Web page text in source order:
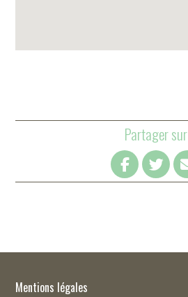
Partager sur
Mentions légales